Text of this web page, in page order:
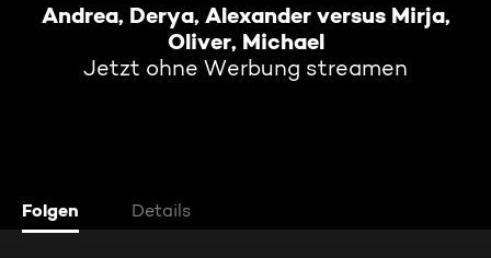
Andrea, Derya, Alexander versus Mirja,
Oliver, Michael
Jetzt ohne Werbung streamen
Folgen Details